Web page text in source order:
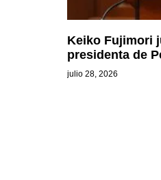
Keiko Fujimori
presidenta de
julio 28, 2026